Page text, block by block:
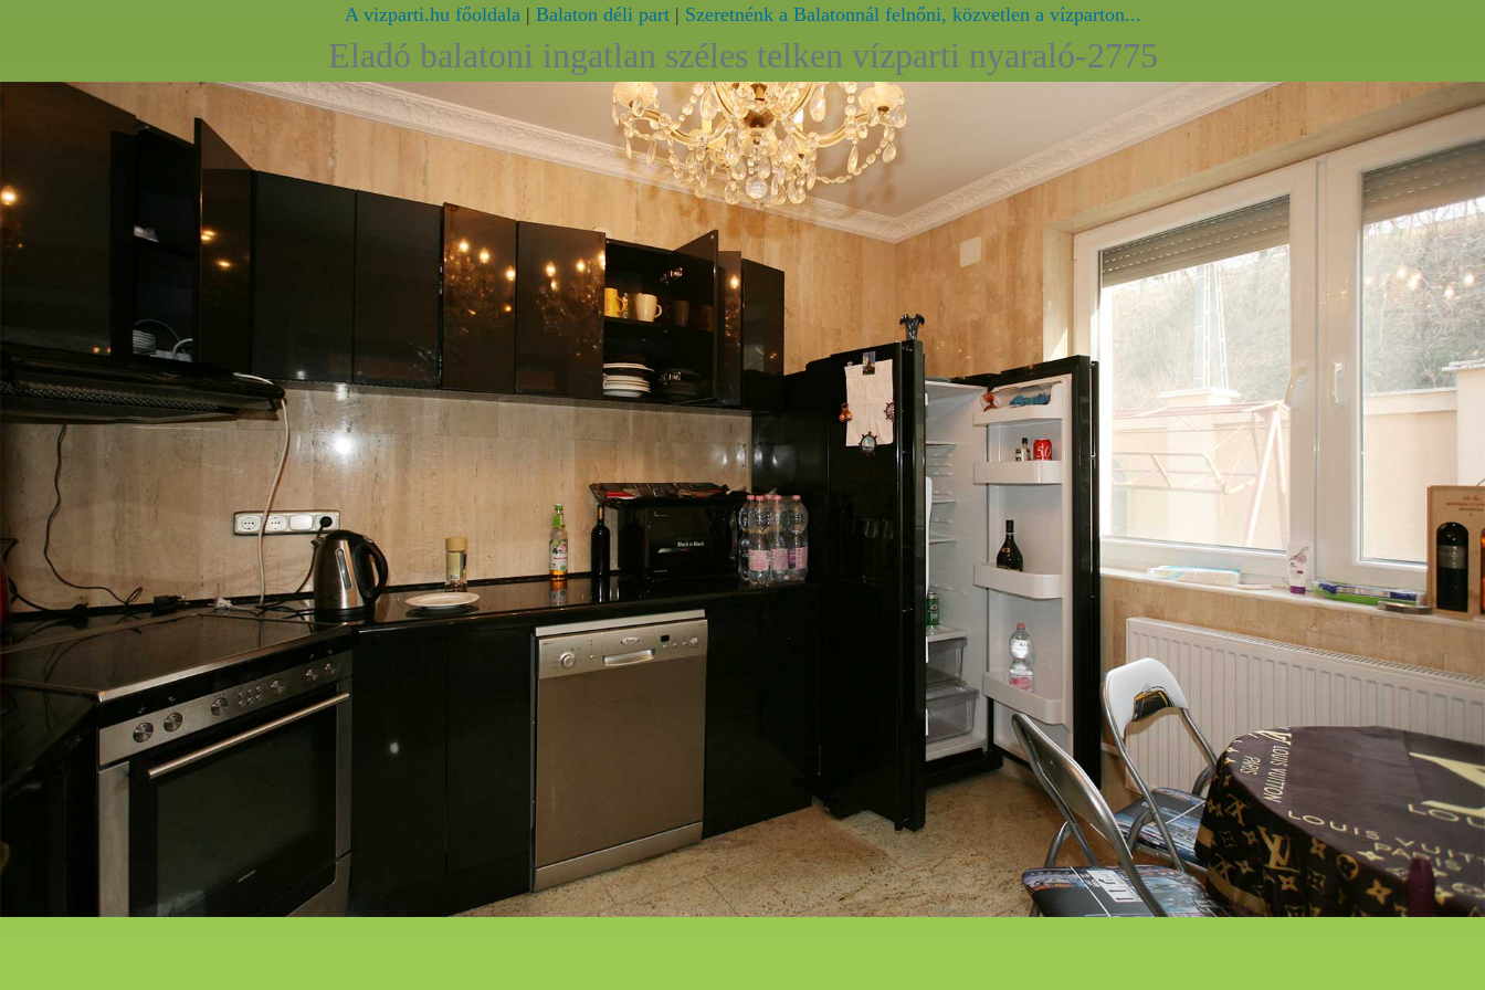
A vizparti.hu főoldala| Balaton déli part| Szeretnénk a Balatonnál felnőni, közvetlen a vízparton...
Eladó balatoni ingatlan széles telken vízparti nyaraló-2775